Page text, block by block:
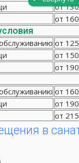
от
от
от
от
от
от
от
от
в